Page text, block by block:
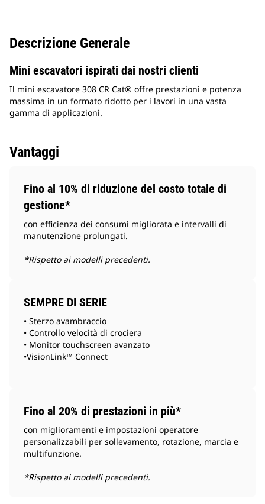
Descrizione Generale
Mini escavatori ispirati dai nostri clienti
Il mini escavatore 308 CR Cat® offre prestazioni e potenza
massima in un formato ridotto per i lavori in una vasta
gamma di applicazioni.
Vantaggi
Fino al 10% di riduzione del costo totale di
gestione*
con efficienza dei consumi migliorata e intervalli di
manutenzione prolungati.
*Rispetto ai modelli precedenti.
SEMPRE DI SERIE
• Sterzo avambraccio
• Controllo velocità di crociera
• Monitor touchscreen avanzato
•VisionLink™ Connect
Fino al 20% di prestazioni in più*
con miglioramenti e impostazioni operatore
personalizzabili per sollevamento, rotazione, marcia e
multifunzione.
*Rispetto ai modelli precedenti.